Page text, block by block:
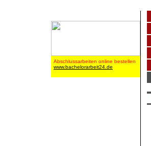
Abschlussarbeiten online bestellen
www.bachelorarbeit24.de